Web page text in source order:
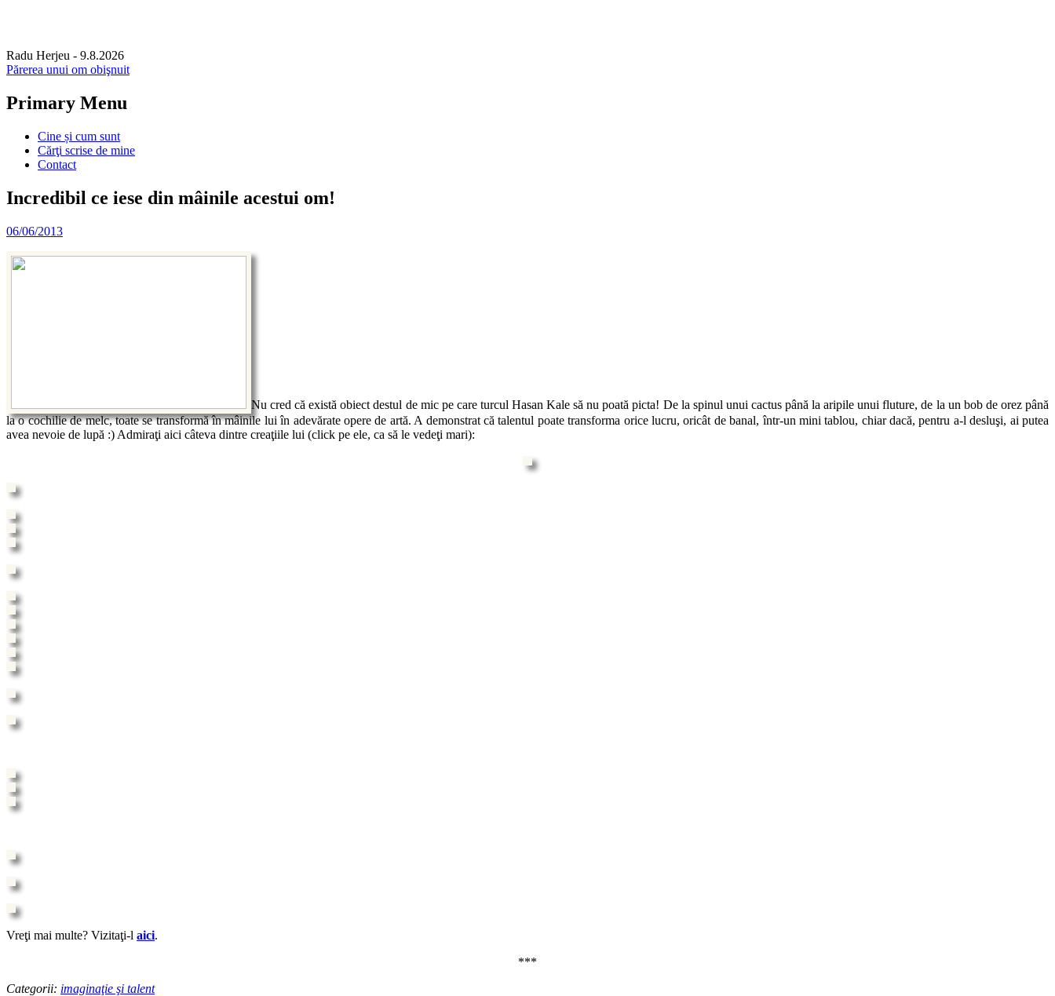
Radu Herjeu - 9.8.2026
Părerea unui om obişnuit
Primary Menu
Skip
content
Cine și cum sunt
Cărţi scrise de mine
Contact
Incredibil ce iese din mâinile acestui om!
06/06/2013
Nu cred că există obiect destul de mic pe care turcul Hasan Kale să nu poată picta! De la spinul unui cactus până la aripile unui fluture, de la un bob de orez până
la o cochilie de melc, toate se transformă în mâinile lui în adevărate opere de artă. A demonstrat că talentul poate transforma orice lucru, oricât de banal, într-un mini tablou, chiar dacă, pentru a-l desluşi, ai putea
avea nevoie de lupă :) Admiraţi aici câteva dintre creaţiile lui (click pe ele, ca să le vedeţi mari):
Vreţi mai multe? Vizitaţi-l aici.
***
Categorii: imaginaţie şi talent